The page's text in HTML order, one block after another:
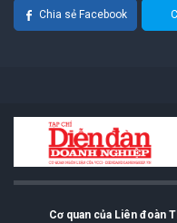
Chia sẻ Facebook
Cơ quan của Liên đoàn